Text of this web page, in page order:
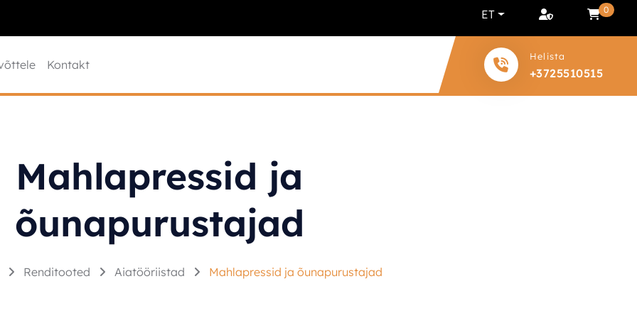
ET 0
Kontakt
Helista
+3725510515
Mahlapressid ja
õunapurustajad
Renditooted Aiatööriistad Mahlapressid ja õunapurustajad